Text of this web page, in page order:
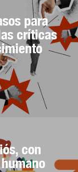
para
críticas
con